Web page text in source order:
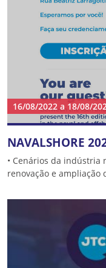
16/08/2022 a 18/08/
NAVALSHORE
• Cenários da indústria
renovação e ampliação